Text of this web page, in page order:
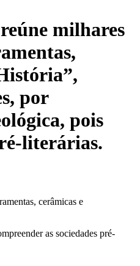
milhares
por
pois
literárias.
cerâmicas e
as sociedades pré-